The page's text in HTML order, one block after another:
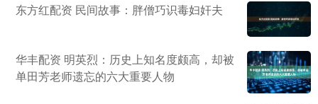
东方红配资 民间故事：胖僧巧识毒妇奸夫
华丰配资 明英烈：历史上知名度颇高，却被
单田芳老师遗忘的六大重要人物